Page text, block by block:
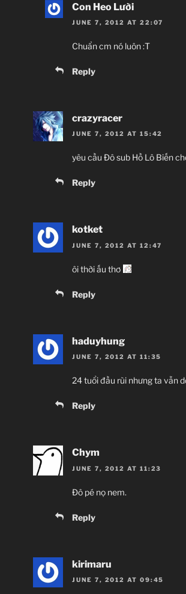
Con Heo Lười
JUNE 7, 2012 AT 22:07
Chuẩn cm nó luôn :T
Reply
crazyracer
JUNE 7, 2012 AT 15:42
yêu cầu Đô sub Hồ Lô Biến
Reply
kotket
JUNE 7, 2012 AT 12:47
ôi thời ấu thơ
Reply
haduyhung
JUNE 7, 2012 AT 11:35
24 tuổi đầu rùi nhưng ta vẫn
Reply
Chym
JUNE 7, 2012 AT 11:23
Đô pé nọ nem.
Reply
kirimaru
JUNE 7, 2012 AT 09:45